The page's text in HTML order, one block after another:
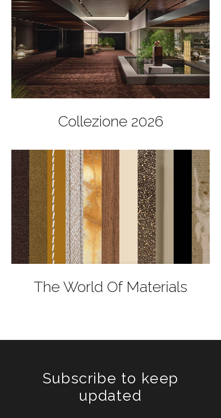
Collezione 2026
The World Of Materials
Subscribe to keep
updated